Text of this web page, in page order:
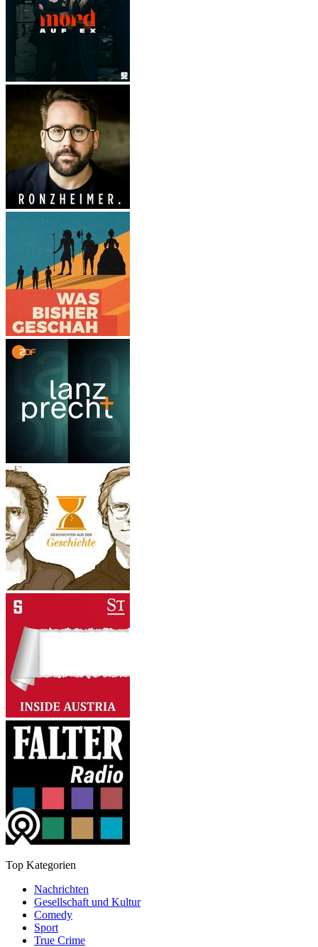
Top Kategorien
Nachrichten
Gesellschaft und Kultur
Comedy
Sport
True Crime